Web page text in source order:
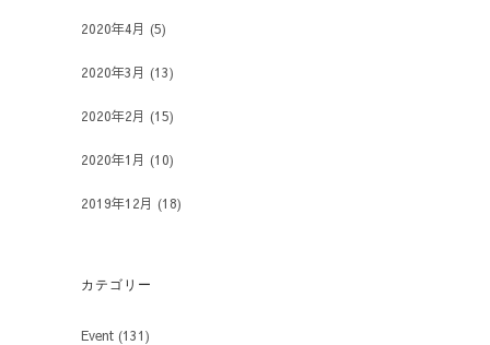
2020年4月 (5)
2020年3月 (13)
2020年2月 (15)
2020年1月 (10)
2019年12月 (18)
カテゴリー
Event (131)